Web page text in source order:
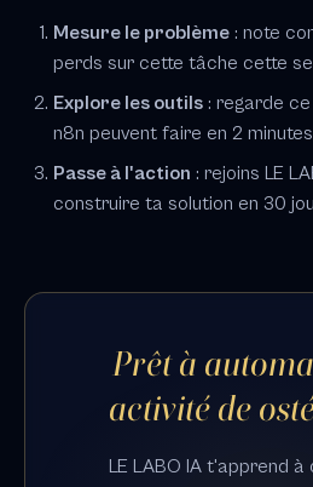
Mesure le problème : note
perds sur cette tâche cette
Explore les outils : regarde
n8n peuvent faire en 2
Passe à l'action : rejoins LE
construire ta solution en 30
Prêt à
activité de
LE LABO IA t'apprend